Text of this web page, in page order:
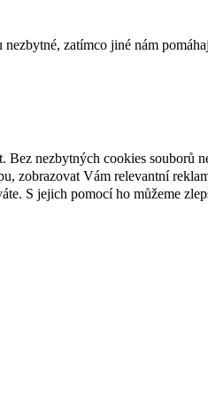
zatímco jiné nám
Bez nezbytných cookies souborů
zobrazovat Vám relevantní
S jejich pomocí ho můžeme